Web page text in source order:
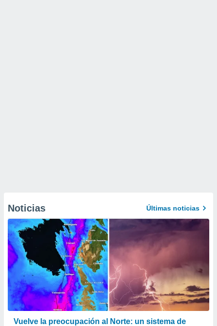
Noticias Últimas noticias
Vuelve la preocupación al Norte: un sistema de